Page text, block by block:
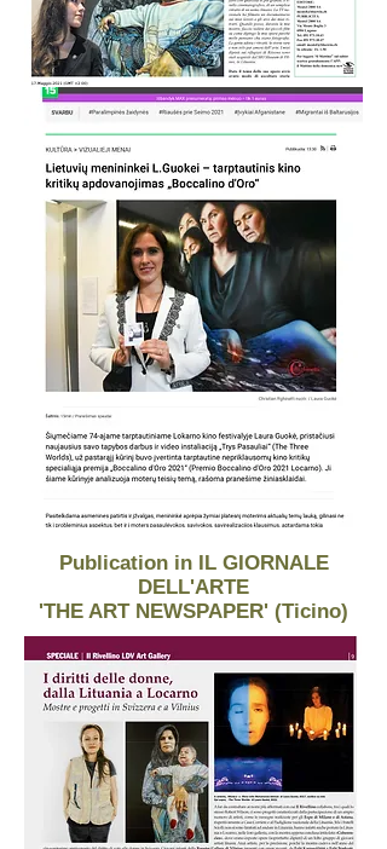
Publication in IL GIORNALE
DELL'ARTE
'THE ART NEWSPAPER' (Ticino)